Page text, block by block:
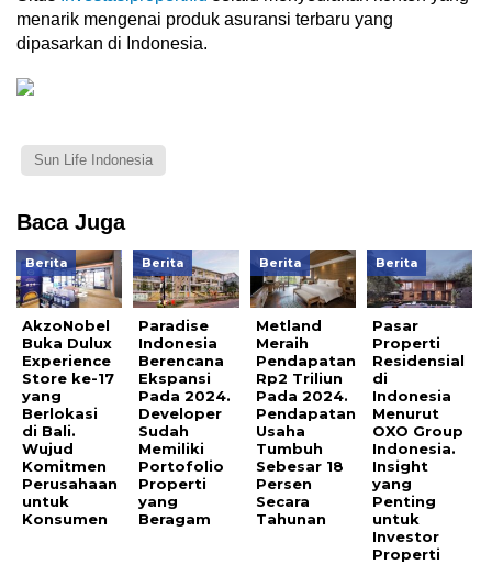
menarik mengenai produk asuransi terbaru yang
dipasarkan di Indonesia.
Sun Life Indonesia
Baca Juga
Berita
AkzoNobel
Buka Dulux
Experience
Store ke-17
yang
Berlokasi
di Bali.
Wujud
Komitmen
Perusahaan
untuk
Konsumen
Berita
Paradise
Indonesia
Berencana
Ekspansi
Pada 2024.
Developer
Sudah
Memiliki
Portofolio
Properti
yang
Beragam
Berita
Metland
Meraih
Pendapatan
Rp2 Triliun
Pada 2024.
Pendapatan
Usaha
Tumbuh
Sebesar 18
Persen
Secara
Tahunan
Berita
Pasar
Properti
Residensial
di
Indonesia
Menurut
OXO Group
Indonesia.
Insight
yang
Penting
untuk
Investor
Properti